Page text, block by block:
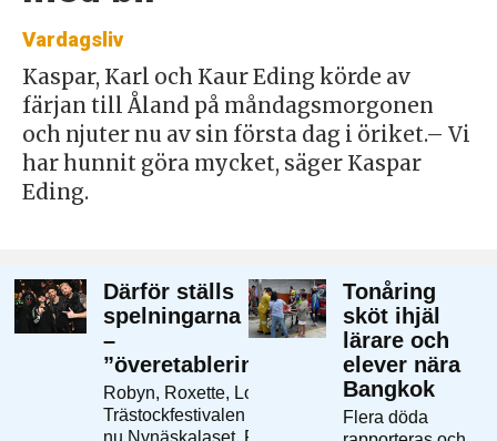
Vardagsliv
Kaspar, Karl och Kaur Eding körde av
färjan till Åland på måndagsmorgonen
och njuter nu av sin första dag i öriket.– Vi
har hunnit göra mycket, säger Kaspar
Eding.